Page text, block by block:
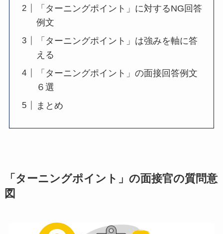
「ターニングポイント」に対するNG回答
例文
「ターニングポイント」は強みを軸に答
える
「ターニングポイント」の面接回答例文
６選
まとめ
「ターニングポイント」の面接官の質問意
図